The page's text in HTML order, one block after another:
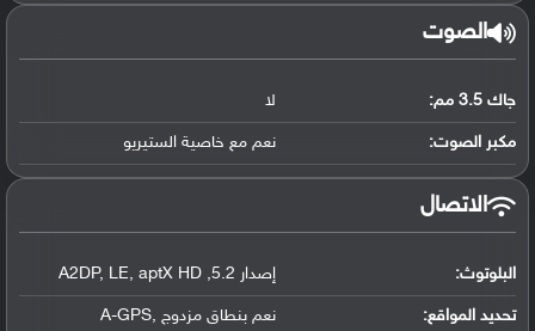
الصوت
جاك 3.5 مم: لا
مكبر الصوت: نعم مع خاصية الستيريو
الاتصال
البلوتوث: إصدار 5.2 ,
A2DP, LE, aptX HD
تحديد المواقع: نعم بنطاق مزدوج A-GPS ,